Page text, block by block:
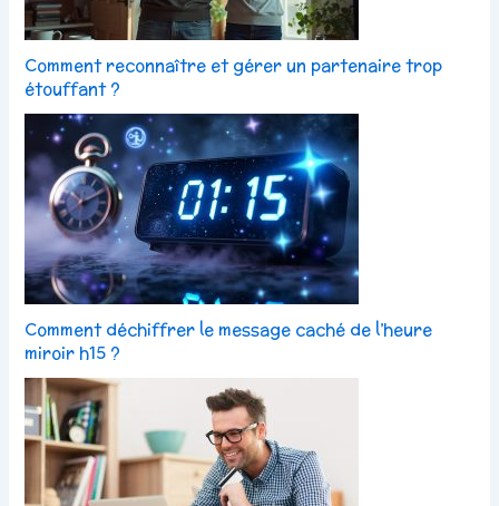
Comment reconnaître et gérer un partenaire trop
étouffant ?
Comment déchiffrer le message caché de l’heure
miroir h15 ?